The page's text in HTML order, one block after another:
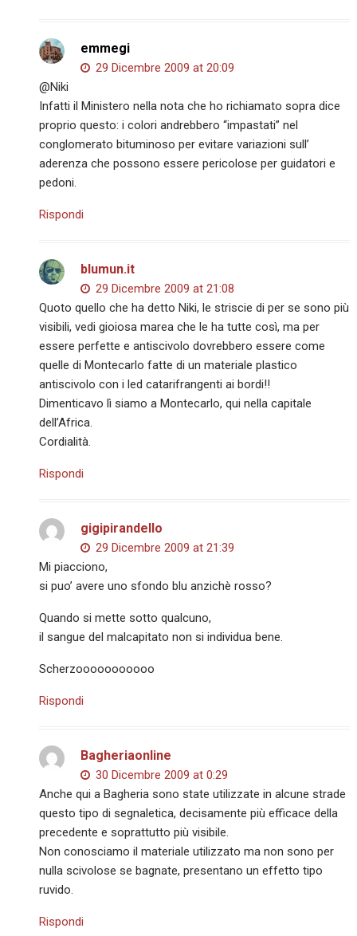
emmegi
29 Dicembre 2009 at 20:09
@Niki
Infatti il Ministero nella nota che ho richiamato sopra dice
proprio questo: i colori andrebbero “impastati” nel
conglomerato bituminoso per evitare variazioni sull’
aderenza che possono essere pericolose per guidatori e
pedoni.
Rispondi
blumun.it
29 Dicembre 2009 at 21:08
Quoto quello che ha detto Niki, le striscie di per se sono più
visibili, vedi gioiosa marea che le ha tutte così, ma per
essere perfette e antiscivolo dovrebbero essere come
quelle di Montecarlo fatte di un materiale plastico
antiscivolo con i led catarifrangenti ai bordi!!
Dimenticavo lì siamo a Montecarlo, qui nella capitale
dell’Africa.
Cordialità.
Rispondi
gigipirandello
29 Dicembre 2009 at 21:39
Mi piacciono,
si puo’ avere uno sfondo blu anzichè rosso?
Quando si mette sotto qualcuno,
il sangue del malcapitato non si individua bene.
Scherzooooooooooo
Rispondi
Bagheriaonline
30 Dicembre 2009 at 0:29
Anche qui a Bagheria sono state utilizzate in alcune strade
questo tipo di segnaletica, decisamente più efficace della
precedente e soprattutto più visibile.
Non conosciamo il materiale utilizzato ma non sono per
nulla scivolose se bagnate, presentano un effetto tipo
ruvido.
Rispondi